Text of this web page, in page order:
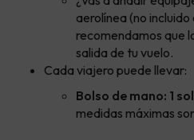
aerolínea (no
recomendamos que
salida de tu vuelo.
Cada viajero puede llevar:
Bolso de mano: 1
medidas máximas